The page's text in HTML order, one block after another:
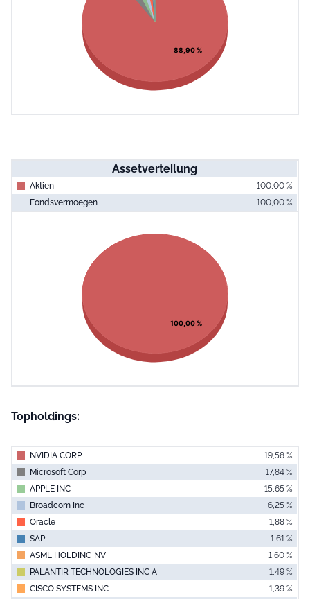
88,90 %
Assetverteilung
Aktien
100,00 %
Fondsvermoegen
100,00 %
Pie chart with 1 slice.
View as data table, Chart
100,00 %
Topholdings:
NVIDIA CORP
19,58 %
Microsoft Corp
17,84 %
APPLE INC
15,65 %
Broadcom Inc
6,25 %
Oracle
1,88 %
SAP
1,61 %
ASML HOLDING NV
1,60 %
PALANTIR TECHNOLOGIES INC A
1,49 %
CISCO SYSTEMS INC
1,39 %